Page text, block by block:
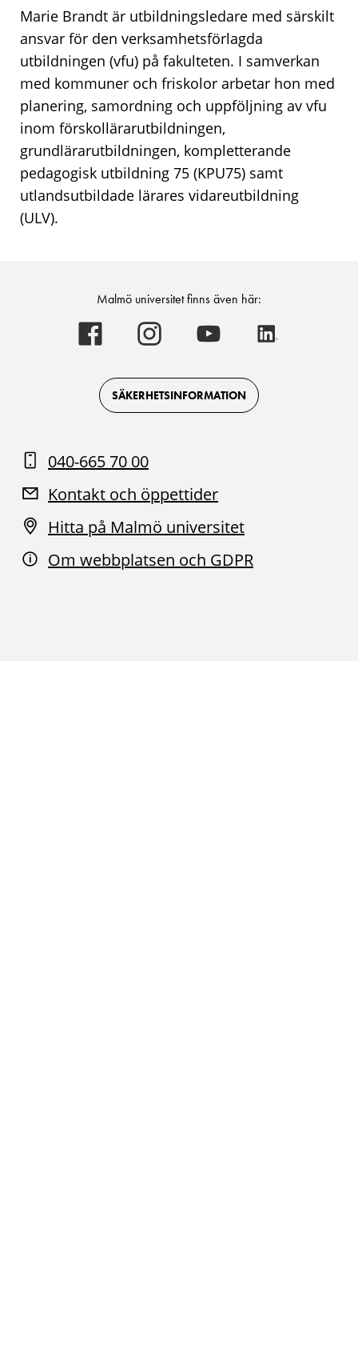
Marie Brandt är utbildningsledare med särskilt
ansvar för den verksamhetsförlagda
utbildningen (vfu) på fakulteten. I samverkan
med kommuner och friskolor arbetar hon med
planering, samordning och uppföljning av vfu
inom förskollärarutbildningen,
grundlärarutbildningen, kompletterande
pedagogisk utbildning 75 (KPU75) samt
utlandsutbildade lärares vidareutbildning
(ULV).
Malmö universitet finns även här:
Malmö
universitet
on
Facebook
Malmö
universitet
on
Instagram
Malmö
universitet
on
Youtube
SÄKERHETSINFORMATION
040-665 70 00
Kontakt och öppettider
Hitta på Malmö universitet
Om webbplatsen och GDPR